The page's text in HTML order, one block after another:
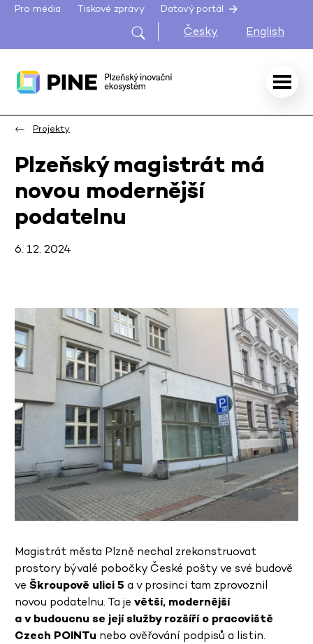
Pro média Tiskové zprávy Datový portál
Česky English
Projekty
Plzeňský magistrát má
novou modernější
podatelnu
6. 12. 2024
Magistrát města Plzně nechal zrekonstruovat
prostory bývalé pobočky České pošty ve své budově
ve Škroupově ulici 5 a v prosinci tam zprovoznil
novou podatelnu. Ta je větší, modernější
a v budoucnu se její služby rozšíří o pracoviště
Czech POINTu nebo ověřování podpisů a listin.